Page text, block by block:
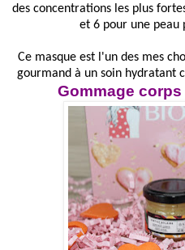
des concentrations les plus
et 6 pour une peau
Ce masque est l'un des mes
gourmand à un soin hydratant
Gommage